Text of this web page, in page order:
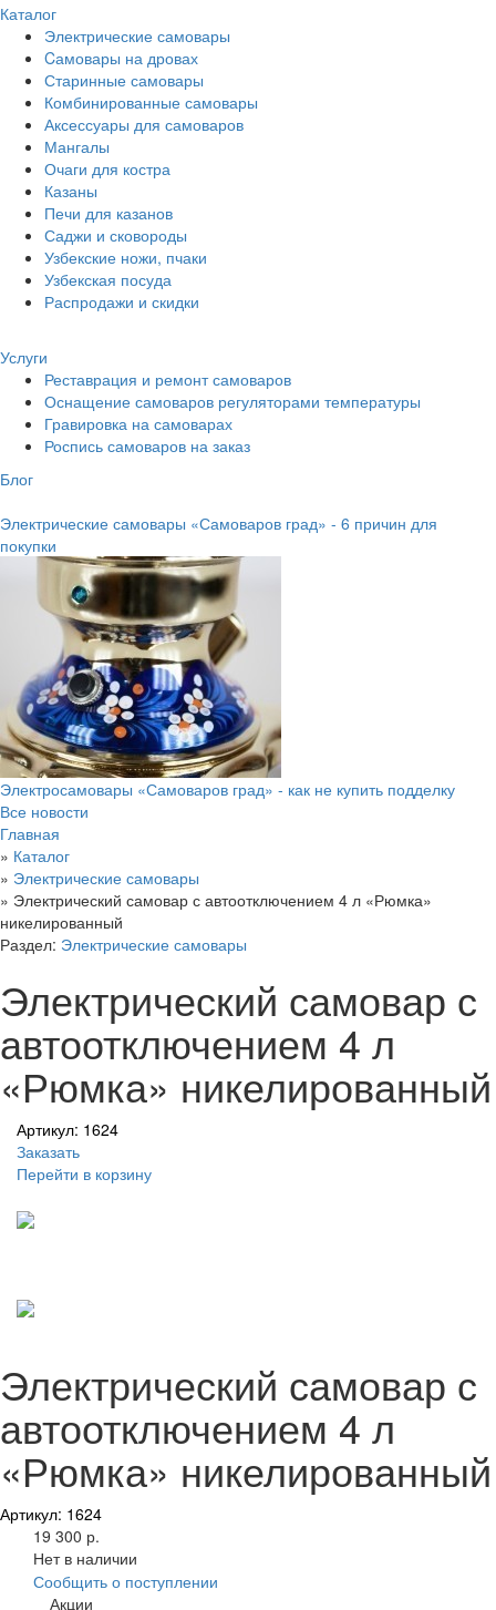
Каталог
Электрические самовары
Cамовары на дровах
Старинные самовары
Комбинированные самовары
Аксессуары для самоваров
Мангалы
Очаги для костра
Казаны
Печи для казанов
Саджи и сковороды
Узбекские ножи, пчаки
Узбекская посуда
Распродажи и скидки
Услуги
Реставрация и ремонт самоваров
Оснащение самоваров регуляторами температуры
Гравировка на самоварах
Роспись самоваров на заказ
Блог
Электрические самовары «Самоваров град» - 6 причин для
покупки
Электросамовары «Самоваров град» - как не купить подделку
Все новости
Главная
» Каталог
» Электрические самовары
» Электрический самовар с автоотключением 4 л «Рюмка»
никелированный
Раздел: Электрические самовары
Электрический самовар с
автоотключением 4 л
«Рюмка» никелированный
Артикул: 1624
Заказать
Перейти в корзину
Электрический самовар с
автоотключением 4 л
«Рюмка» никелированный
Артикул: 1624
19 300 р.
Нет в наличии
Сообщить о поступлении
Акции